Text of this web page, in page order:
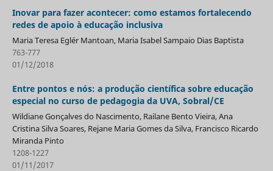
Inovar para fazer acontecer: como estamos fortalecendo
redes de apoio à educação inclusiva
Maria Teresa Eglér Mantoan, Maria Isabel Sampaio Dias Baptista
763-777
01/12/2018
Entre pontos e nós: a produção científica sobre educação
especial no curso de pedagogia da UVA, Sobral/CE
Wildiane Gonçalves do Nascimento, Railane Bento Vieira, Ana
Cristina Silva Soares, Rejane Maria Gomes da Silva, Francisco Ricardo
Miranda Pinto
1208-1227
01/11/2017